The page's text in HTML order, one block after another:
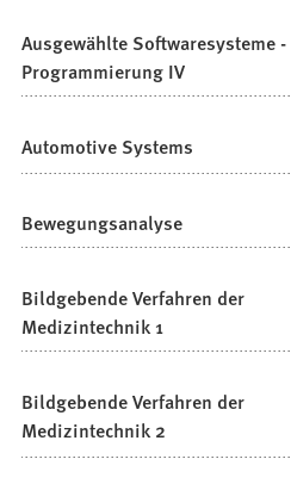
Ausgewählte Softwaresysteme -
Programmierung IV
Automotive Systems
Bewegungsanalyse
Bildgebende Verfahren der
Medizintechnik 1
Bildgebende Verfahren der
Medizintechnik 2